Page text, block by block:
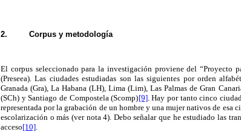
2. Corpus y metodología
El corpus seleccionado para la investigación proviene del “Proyecto
(Preseea). Las ciudades estudiadas son las siguientes por orden
Granada (Gra), La Habana (LH), Lima (Lim), Las Palmas de Gran
(SCh) y Santiago de Compostela (Scomp)[9]. Hay por tanto cinco
representada por la grabación de un hombre y una mujer nativos de esa
escolarización o más (ver nota 4). Debo señalar que he estudiado las
acceso[10]